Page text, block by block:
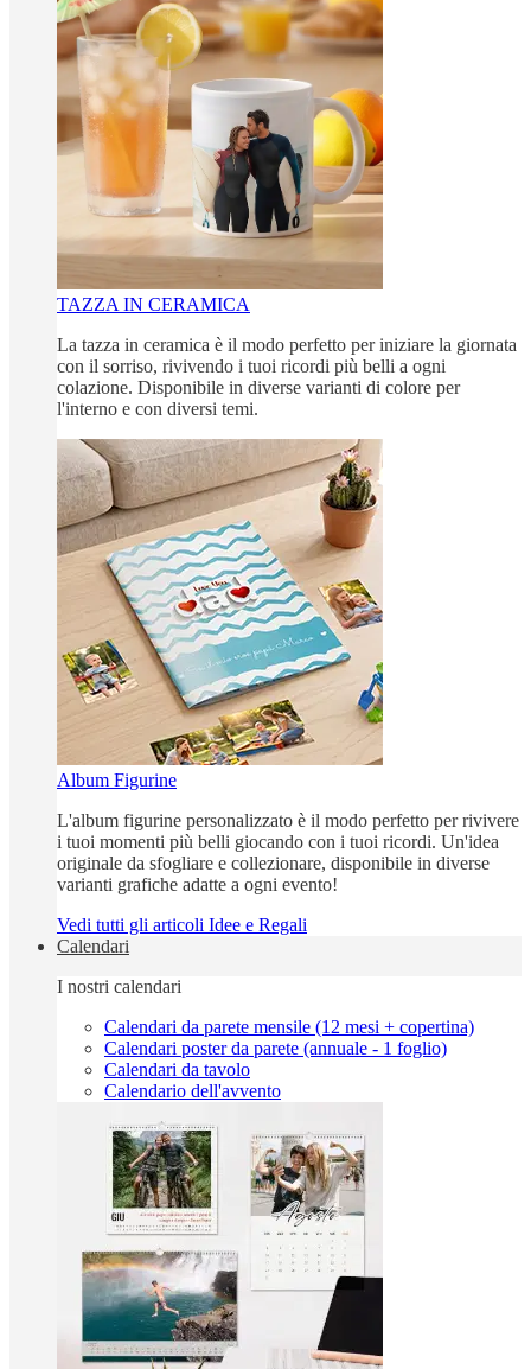
TAZZA IN CERAMICA
La tazza in ceramica è il modo perfetto per iniziare la giornata
con il sorriso, rivivendo i tuoi ricordi più belli a ogni
colazione. Disponibile in diverse varianti di colore per
l'interno e con diversi temi.
Album Figurine
L'album figurine personalizzato è il modo perfetto per rivivere
i tuoi momenti più belli giocando con i tuoi ricordi. Un'idea
originale da sfogliare e collezionare, disponibile in diverse
varianti grafiche adatte a ogni evento!
Vedi tutti gli articoli Idee e Regali
Calendari
I nostri calendari
Calendari da parete mensile (12 mesi + copertina)
Calendari poster da parete (annuale - 1 foglio)
Calendari da tavolo
Calendario dell'avvento